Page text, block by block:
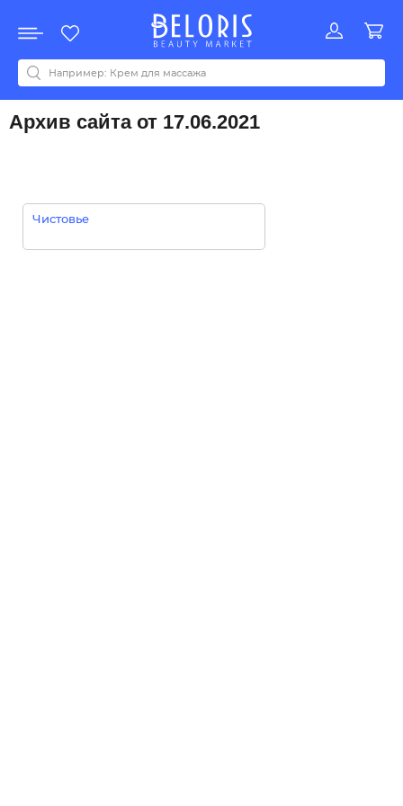
Акции
Все бренды
0-9ABCDEFGHIJKLMNOPQRSTUVWYZАБВДЗИМОКЛНПРСТУФ
Архив сайта от 17.06.2021
Чистовье